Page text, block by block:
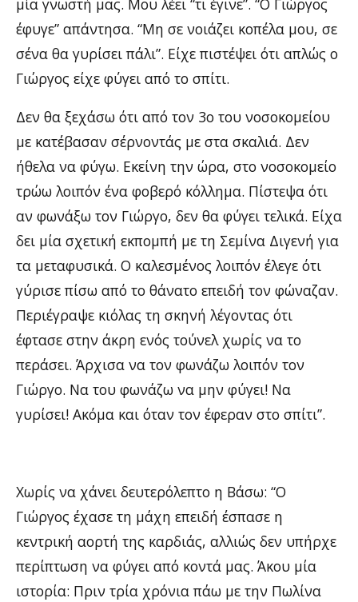
μία γνωστή μας. Μου λέει “τι έγινε”. “Ο Γιώργος
έφυγε” απάντησα. “Μη σε νοιάζει κοπέλα μου, σε
σένα θα γυρίσει πάλι”. Είχε πιστέψει ότι απλώς ο
Γιώργος είχε φύγει από το σπίτι.
Δεν θα ξεχάσω ότι από τον 3ο του νοσοκομείου
με κατέβασαν σέρνοντάς με στα σκαλιά. Δεν
ήθελα να φύγω. Εκείνη την ώρα, στο νοσοκομείο
τρώω λοιπόν ένα φοβερό κόλλημα. Πίστεψα ότι
αν φωνάξω τον Γιώργο, δεν θα φύγει τελικά. Είχα
δει μία σχετική εκπομπή με τη Σεμίνα Διγενή για
τα μεταφυσικά. Ο καλεσμένος λοιπόν έλεγε ότι
γύρισε πίσω από το θάνατο επειδή τον φώναζαν.
Περιέγραψε κιόλας τη σκηνή λέγοντας ότι
έφτασε στην άκρη ενός τούνελ χωρίς να το
περάσει. Άρχισα να τον φωνάζω λοιπόν τον
Γιώργο. Να του φωνάζω να μην φύγει! Να
γυρίσει! Ακόμα και όταν τον έφεραν στο σπίτι”.
Χωρίς να χάνει δευτερόλεπτο η Βάσω: “Ο
Γιώργος έχασε τη μάχη επειδή έσπασε η
κεντρική αορτή της καρδιάς, αλλιώς δεν υπήρχε
περίπτωση να φύγει από κοντά μας. Άκου μία
ιστορία: Πριν τρία χρόνια πάω με την Πωλίνα